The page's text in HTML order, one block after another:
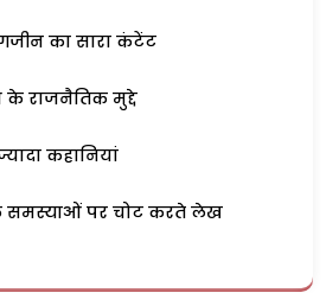
का सारा कंटेंट
के राजनैतिक मुद्दे
कहानियां
समस्याओं पर चोट करते लेख